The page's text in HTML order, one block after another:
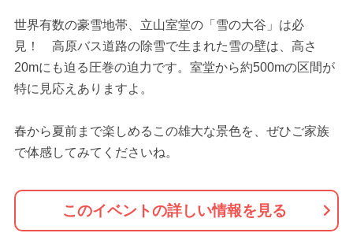
世界有数の豪雪地帯、立山室堂の「雪の大谷」は必
見！ 高原バス道路の除雪で生まれた雪の壁は、高さ
20mにも迫る圧巻の迫力です。室堂から約500mの区間が
特に見応えありますよ。
春から夏前まで楽しめるこの雄大な景色を、ぜひご家族
で体感してみてくださいね。
このイベントの詳しい情報を見る